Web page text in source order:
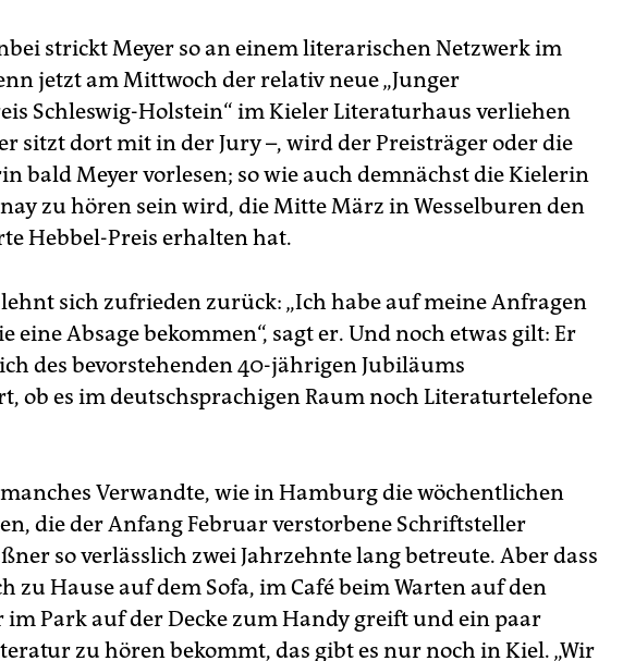
strickt Meyer so an einem literarischen Netzwerk im
jetzt am Mittwoch der relativ neue „Junger
Schleswig-Holstein“ im Kieler Literaturhaus verliehen
sitzt dort mit in der Jury –, wird der Preisträger oder die
bald Meyer vorlesen; so wie auch demnächst die Kielerin
zu hören sein wird, die Mitte März in Wesselburen den
Hebbel-Preis erhalten hat.
lehnt sich zufrieden zurück: „Ich habe auf meine Anfragen
eine Absage bekommen“, sagt er. Und noch etwas gilt: Er
des bevorstehenden 40-jährigen Jubiläums
ob es im deutschsprachigen Raum noch Literaturtelefone
manches Verwandte, wie in Hamburg die wöchentlichen
die der Anfang Februar verstorbene Schriftsteller
so verlässlich zwei Jahrzehnte lang betreute. Aber dass
zu Hause auf dem Sofa, im Café beim Warten auf den
im Park auf der Decke zum Handy greift und ein paar
zu hören bekommt, das gibt es nur noch in Kiel. „Wir